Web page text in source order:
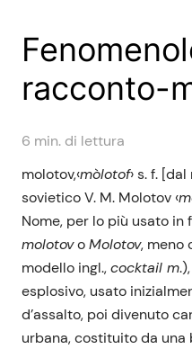
racconto-
6 min. di lettura
molotov,‹mòlotof› s. f.
sovietico V. M. Molotov ‹
Nome, per lo più usato in
molotovoMolotov, meno
modello ingl.,cocktail m
esplosivo, usato
d’assalto, poi divenuto
urbana, costituito da